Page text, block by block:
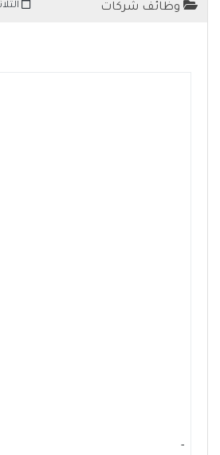
وظائف شركات الثلاثاء
-